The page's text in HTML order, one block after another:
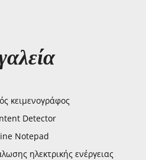
κειμενογράφος
Detector
Notepad
ηλεκτρικής ενέργειας